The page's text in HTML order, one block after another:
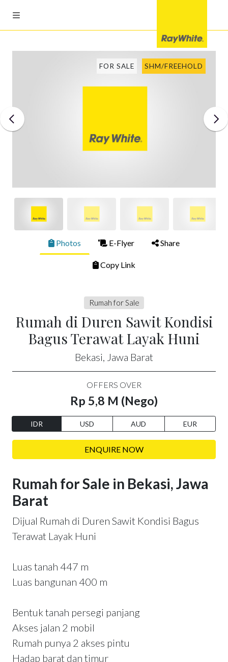
FOR SALE SHM/FREEHOLD
Photos E-Flyer Share
Copy Link
Rumah for Sale
Rumah di Duren Sawit Kondisi
Bagus Terawat Layak Huni
Bekasi, Jawa Barat
OFFERS OVER
Rp 5,8 M (Nego)
IDR USD AUD EUR
ENQUIRE NOW
Rumah for Sale in Bekasi, Jawa
Barat
Dijual Rumah di Duren Sawit Kondisi Bagus
Terawat Layak Huni
Luas tanah 447 m
Luas bangunan 400 m
Bentuk tanah persegi panjang
Akses jalan 2 mobil
Rumah punya 2 akses pintu
Hadap barat dan timur